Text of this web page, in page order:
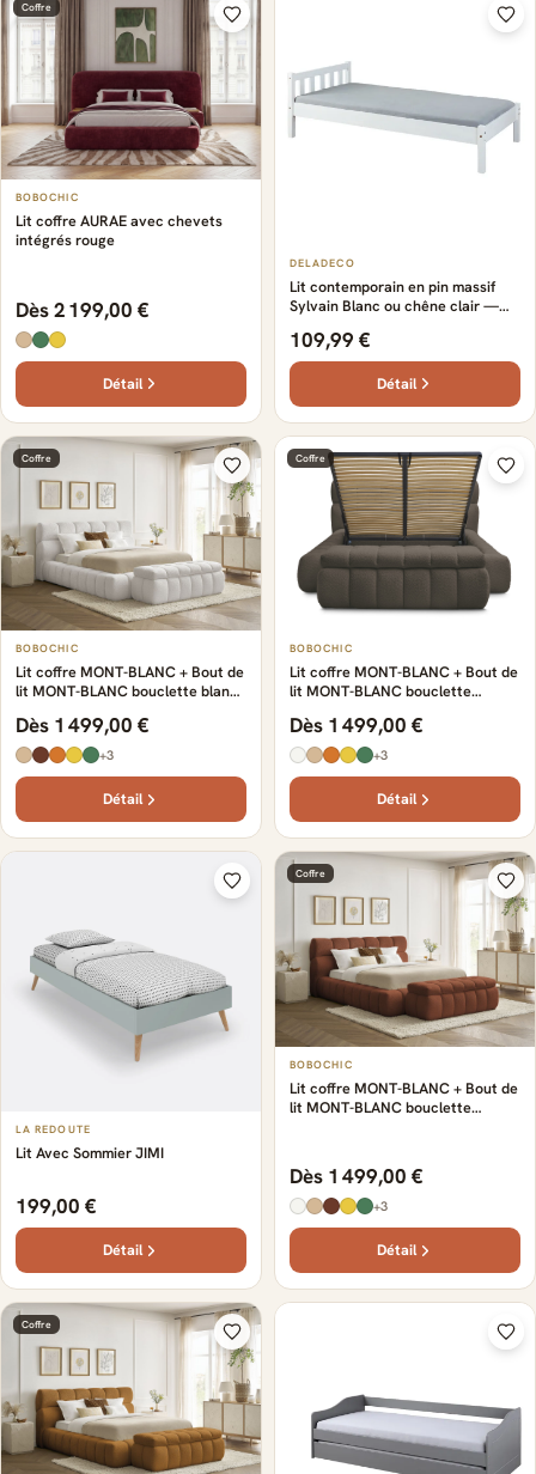
Coffre
BOBOCHIC
Lit coffre AURAE avec chevets
intégrés rouge
Dès 2 199,00 €
Détail
DELADECO
Lit contemporain en pin massif
Sylvain Blanc ou chêne clair —
109,99 €
Détail
Coffre
BOBOCHIC
Lit coffre MONT-BLANC + Bout de
lit MONT-BLANC bouclette blanc
Dès 1 499,00 €
+3
Détail
Coffre
BOBOCHIC
Lit coffre MONT-BLANC + Bout de
lit MONT-BLANC bouclette
Dès 1 499,00 €
+3
Détail
LA REDOUTE
Lit Avec Sommier JIMI
199,00 €
Détail
Coffre
BOBOCHIC
Lit coffre MONT-BLANC + Bout de
lit MONT-BLANC bouclette
Dès 1 499,00 €
+3
Détail
Coffre